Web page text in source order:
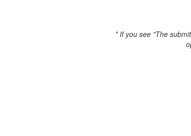
* If you see "The